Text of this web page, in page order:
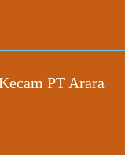
PT Arara